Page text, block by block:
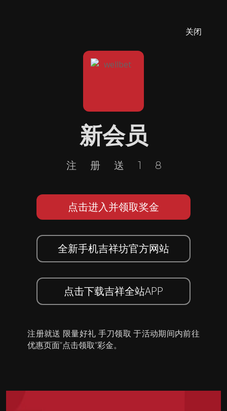
关闭
新会员
注册送18
点击进入并领取奖金
全新手机吉祥坊官方网站
点击下载吉祥全站APP
注册就送 限量好礼 手刀领取 于活动期间内前往
优惠页面”点击领取”彩金。